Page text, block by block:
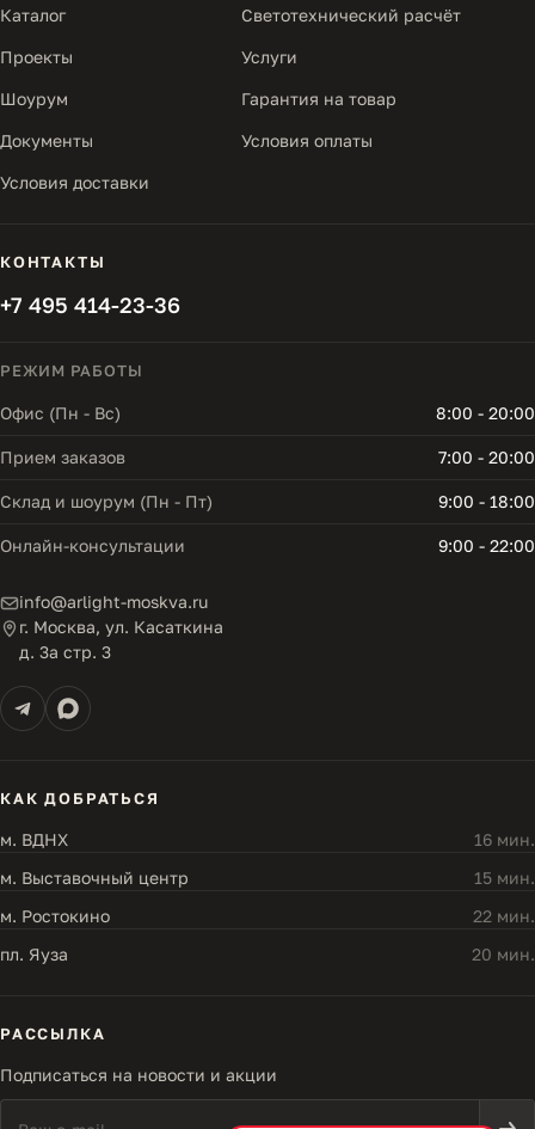
Каталог Светотехнический расчёт
Проекты Услуги
Шоурум Гарантия на товар
Документы Условия оплаты
Условия доставки
КОНТАКТЫ
+7 495 414-23-36
РЕЖИМ РАБОТЫ
Офис (Пн - Вс) 8:00 - 20:00
Прием заказов 7:00 - 20:00
Склад и шоурум (Пн - Пт) 9:00 - 18:00
Онлайн-консультации 9:00 - 22:00
info@arlight-moskva.ru
г. Москва, ул. Касаткина
д. 3а стр. 3
КАК ДОБРАТЬСЯ
м. ВДНХ
16 мин.
м. Выставочный центр
15 мин.
м. Ростокино
22 мин.
пл. Яуза
20 мин.
РАССЫЛКА
Подписаться на новости и акции